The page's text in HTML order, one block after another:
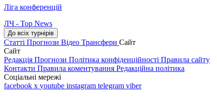
Ліга конференцій
ЛЧ - Top News
До всіх турнірів
Статті Прогнози Відео Трансфери Сайт
Сайт
Редакція Прогнози Політика конфіденційності Правила сайту
Контакти Правила коментування Редакційна політика
Соціальні мережі
facebook x youtube instagram telegram viber